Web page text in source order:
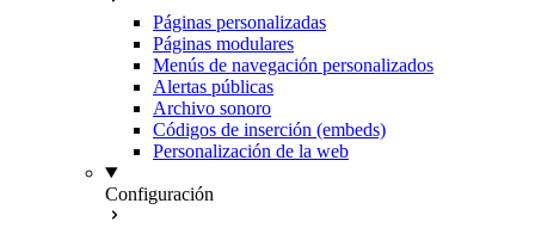
Páginas personalizadas
Páginas modulares
Menús de navegación personalizados
Alertas públicas
Archivo sonoro
Códigos de inserción (embeds)
Personalización de la web
Configuración